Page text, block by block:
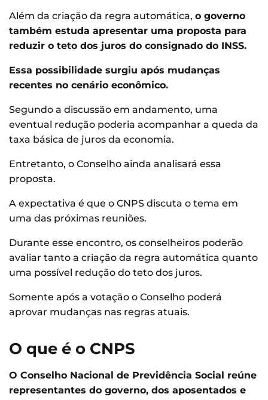
Além da criação da regra automática, o governo
também estuda apresentar uma proposta para
reduzir o teto dos juros do consignado do INSS.
Essa possibilidade surgiu após mudanças
recentes no cenário econômico.
Segundo a discussão em andamento, uma
eventual redução poderia acompanhar a queda da
taxa básica de juros da economia.
Entretanto, o Conselho ainda analisará essa
proposta.
A expectativa é que o CNPS discuta o tema em
uma das próximas reuniões.
Durante esse encontro, os conselheiros poderão
avaliar tanto a criação da regra automática quanto
uma possível redução do teto dos juros.
Somente após a votação o Conselho poderá
aprovar mudanças nas regras atuais.
O que é o CNPS
O Conselho Nacional de Previdência Social reúne
representantes do governo, dos aposentados e